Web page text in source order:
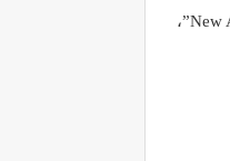
لإنشاء وحدة إعلانية، ادخل إلى داخل الحملة الإعلانية (من خلال الضغط على اسمها)، واضغط على زر “New Ad Unit”،